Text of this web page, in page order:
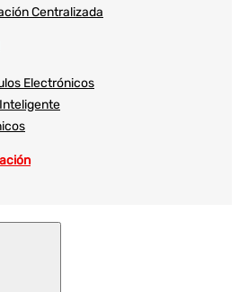
Centralizada
Electrónicos